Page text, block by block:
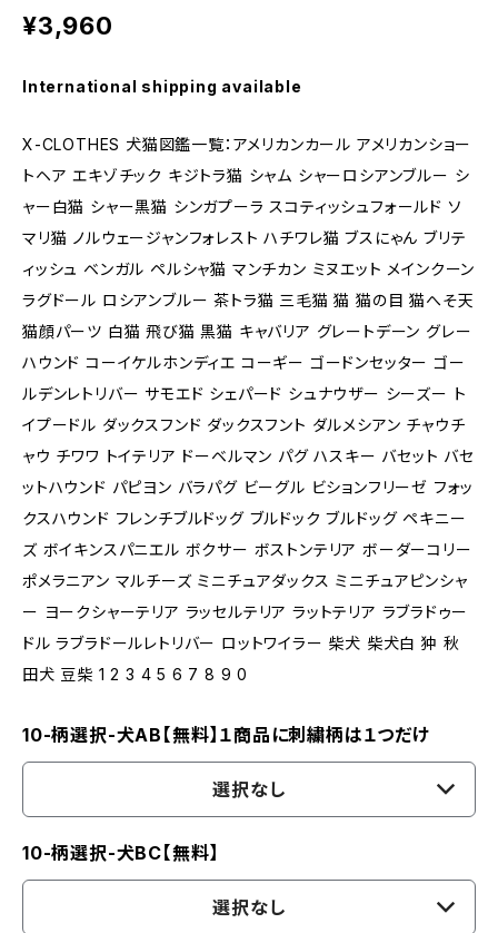
¥3,960
International shipping available
X-CLOTHES 犬猫図鑑一覧：アメリカンカール アメリカンショー
トヘア エキゾチック キジトラ猫 シャム シャーロシアンブルー シ
ャー白猫 シャー黒猫 シンガプーラ スコティッシュフォールド ソ
マリ猫 ノルウェージャンフォレスト ハチワレ猫 ブスにゃん ブリテ
ィッシュ ベンガル ペルシャ猫 マンチカン ミヌエット メインクーン
ラグドール ロシアンブルー 茶トラ猫 三毛猫 猫 猫の目 猫へそ天
猫顔パーツ 白猫 飛び猫 黒猫 キャバリア グレートデーン グレー
ハウンド コーイケルホンディエ コーギー ゴードンセッター ゴー
ルデンレトリバー サモエド シェパード シュナウザー シーズー ト
イプードル ダックスフンド ダックスフント ダルメシアン チャウチ
ャウ チワワ トイテリア ドーベルマン パグ ハスキー バセット バセ
ットハウンド パピヨン バラパグ ビーグル ビションフリーゼ フォッ
クスハウンド フレンチブルドッグ ブルドック ブルドッグ ペキニー
ズ ボイキンスパニエル ボクサー ボストンテリア ボーダーコリー
ポメラニアン マルチーズ ミニチュアダックス ミニチュアピンシャ
ー ヨークシャーテリア ラッセルテリア ラットテリア ラブラドゥー
ドル ラブラドールレトリバー ロットワイラー 柴犬 柴犬白 狆 秋
田犬 豆柴 1 2 3 4 5 6 7 8 9 0
10-柄選択-犬AB【無料】１商品に刺繍柄は１つだけ
選択なし
10-柄選択-犬BC【無料】
選択なし